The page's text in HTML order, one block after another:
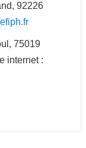
92226
75019
internet :